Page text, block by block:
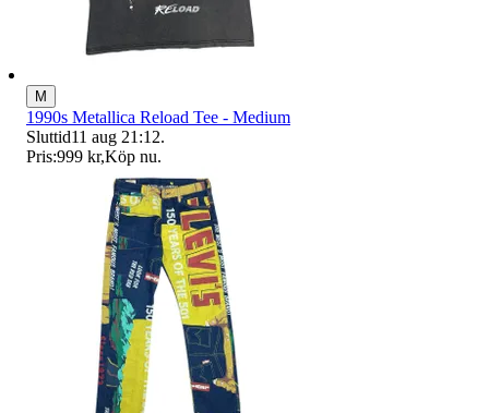
M
1990s Metallica Reload Tee - Medium
Sluttid11 aug 21:12.
Pris:999 kr,Köp nu.